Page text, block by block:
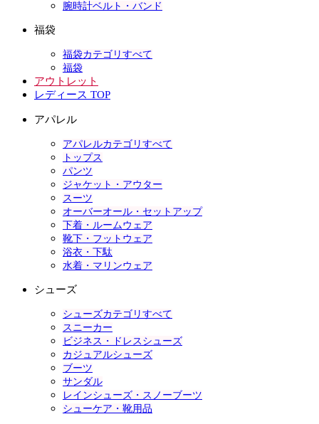
腕時計ベルト・バンド
福袋
福袋カテゴリすべて
福袋
アウトレット
レディース TOP
アパレル
アパレルカテゴリすべて
トップス
パンツ
ジャケット・アウター
スーツ
オーバーオール・セットアップ
下着・ルームウェア
靴下・フットウェア
浴衣・下駄
水着・マリンウェア
シューズ
シューズカテゴリすべて
スニーカー
ビジネス・ドレスシューズ
カジュアルシューズ
ブーツ
サンダル
レインシューズ・スノーブーツ
シューケア・靴用品